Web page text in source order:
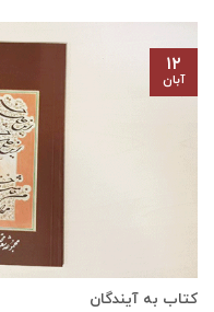
کتاب به آیندگان
۱۲
آبان